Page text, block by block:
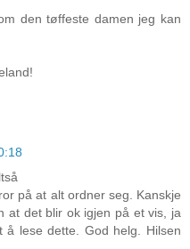
den tøffeste damen jeg kan
på at alt ordner seg. Kanskje
at det blir ok igjen på et vis, ja
lese dette. God helg. Hilsen